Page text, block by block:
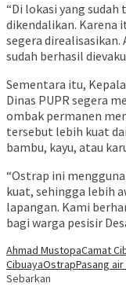
“Di lokasi yang
dikendalikan. Karena
segera
sudah berhasil
Sementara itu,
Dinas PUPR segera
ombak permanen
tersebut lebih kuat
bambu, kayu, atau
“Ostrap ini
kuat, sehingga lebih
lapangan. Kami
bagi warga pesisir
Ahmad MustopaCamat
CibuayaOstrapPasang
Sebarkan